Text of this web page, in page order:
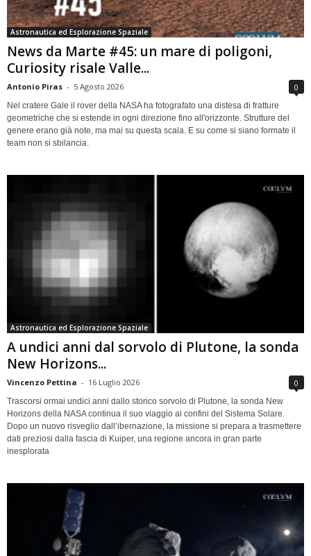
Astronautica ed Esplorazione Spaziale
News da Marte #45: un mare di poligoni,
Curiosity risale Valle...
Antonio Piras - 5 Agosto 2026 0
Nel cratere Gale il rover della NASA ha fotografato una distesa di fratture
geometriche che si estende in ogni direzione fino all'orizzonte. Strutture del
genere erano già note, ma mai su questa scala. E su come si siano formate il
team non si sbilancia.
Astronautica ed Esplorazione Spaziale
A undici anni dal sorvolo di Plutone, la sonda
New Horizons...
Vincenzo Pettina - 16 Luglio 2026 0
Trascorsi ormai undici anni dallo storico sorvolo di Plutone, la sonda New
Horizons della NASA continua il suo viaggio ai confini del Sistema Solare.
Dopo un nuovo risveglio dall’ibernazione, la missione si prepara a trasmettere
dati preziosi dalla fascia di Kuiper, una regione ancora in gran parte
inesplorata